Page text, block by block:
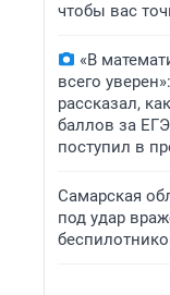
чтобы вас
«В
всего
рассказал,
баллов за
поступил в
Самарская
под удар